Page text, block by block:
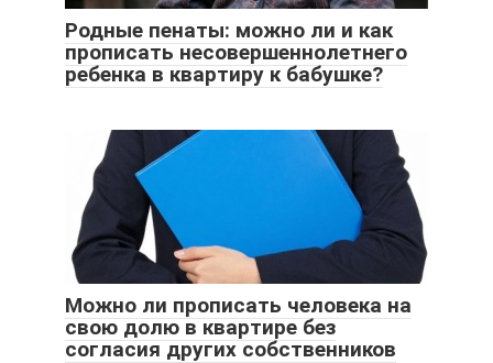
Родные пенаты: можно ли и как
прописать несовершеннолетнего
ребенка в квартиру к бабушке?
Можно ли прописать человека на
свою долю в квартире без
согласия других собственников